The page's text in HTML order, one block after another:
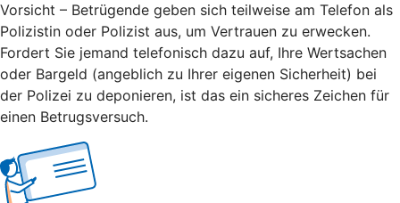
Vorsicht – Betrügende geben sich teilweise am Telefon als
Polizistin oder Polizist aus, um Vertrauen zu erwecken.
Fordert Sie jemand telefonisch dazu auf, Ihre Wertsachen
oder Bargeld (angeblich zu Ihrer eigenen Sicherheit) bei
der Polizei zu deponieren, ist das ein sicheres Zeichen für
einen Betrugsversuch.